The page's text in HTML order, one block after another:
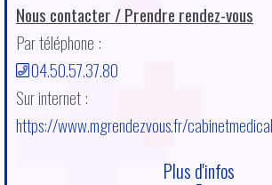
Nous contacter / Prendre rendez-vous
Par téléphone :
04.50.57.37.80
Sur internet :
https://www.mgrendezvous.fr/
Plus d'infos